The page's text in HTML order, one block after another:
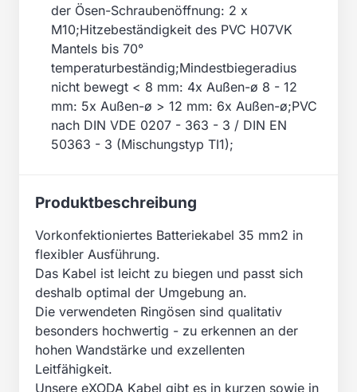
der Ösen-Schraubenöffnung: 2 x
M10;Hitzebeständigkeit des PVC H07VK
Mantels bis 70°
temperaturbeständig;Mindestbiegeradius
nicht bewegt < 8 mm: 4x Außen-ø 8 - 12
mm: 5x Außen-ø > 12 mm: 6x Außen-ø;PVC
nach DIN VDE 0207 - 363 - 3 / DIN EN
50363 - 3 (Mischungstyp TI1);
Produktbeschreibung
Vorkonfektioniertes Batteriekabel 35 mm2 in
flexibler Ausführung.
Das Kabel ist leicht zu biegen und passt sich
deshalb optimal der Umgebung an.
Die verwendeten Ringösen sind qualitativ
besonders hochwertig - zu erkennen an der
hohen Wandstärke und exzellenten
Leitfähigkeit.
Unsere eXODA Kabel gibt es in kurzen sowie in